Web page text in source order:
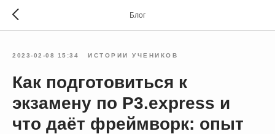
Блог
2023-02-08 15:34 ИСТОРИИ УЧЕНИКОВ
Как подготовиться к
экзамену по P3.express и
что даёт фреймворк: опыт